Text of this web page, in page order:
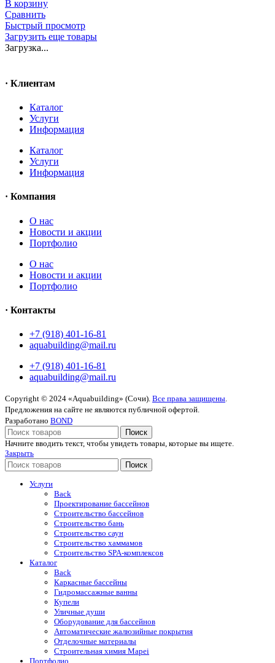
В корзину
Сравнить
Быстрый просмотр
Загрузить еще товары
Загрузка...
· Клиентам
Каталог
Услуги
Информация
Каталог
Услуги
Информация
· Компания
O нас
Новости и акции
Портфолио
O нас
Новости и акции
Портфолио
· Контакты
+7 (918) 401-16-81
aquabuilding@mail.ru
+7 (918) 401-16-81
aquabuilding@mail.ru
Copyright © 2024 «Aquabuilding» (Сочи). Все права защищены.
Предложения на сайте не являются публичной офертой.
Разработано BOND
Поиск
Начните вводить текст, чтобы увидеть товары, которые вы ищете.
Закрыть
Поиск
Услуги
Back
Проектирование бассейнов
Строительство бассейнов
Строительство бань
Строительство саун
Строительство хаммамов
Строительство SPA-комплексов
Каталог
Back
Каркасные бассейны
Гидромассажные ванны
Купели
Уличные души
Оборудование для бассейнов
Автоматические жалюзийные покрытия
Отделочные материалы
Строительная химия Mapei
Портфолио